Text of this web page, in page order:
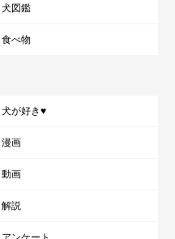
犬図鑑
食べ物
犬が好き♥
漫画
動画
解説